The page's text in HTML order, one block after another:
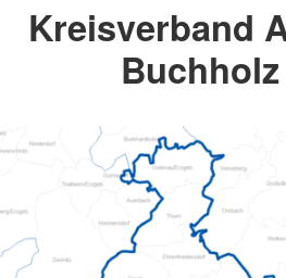
Kreisverband
Buchholz